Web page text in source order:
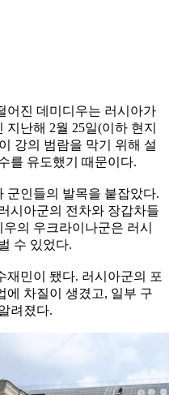
어진 데미디우는 러시아가
난해 2월 25일(이하 현지
강의 범람을 막기 위해 설
를 유도했기 때문이다.
군인들의 발목을 붙잡았다.
시아군의 전차와 장갑차들
의 우크라이나군은 러시
수 있었다.
재민이 됐다. 러시아군의 포
에 차질이 생겼고, 일부 구
려졌다.